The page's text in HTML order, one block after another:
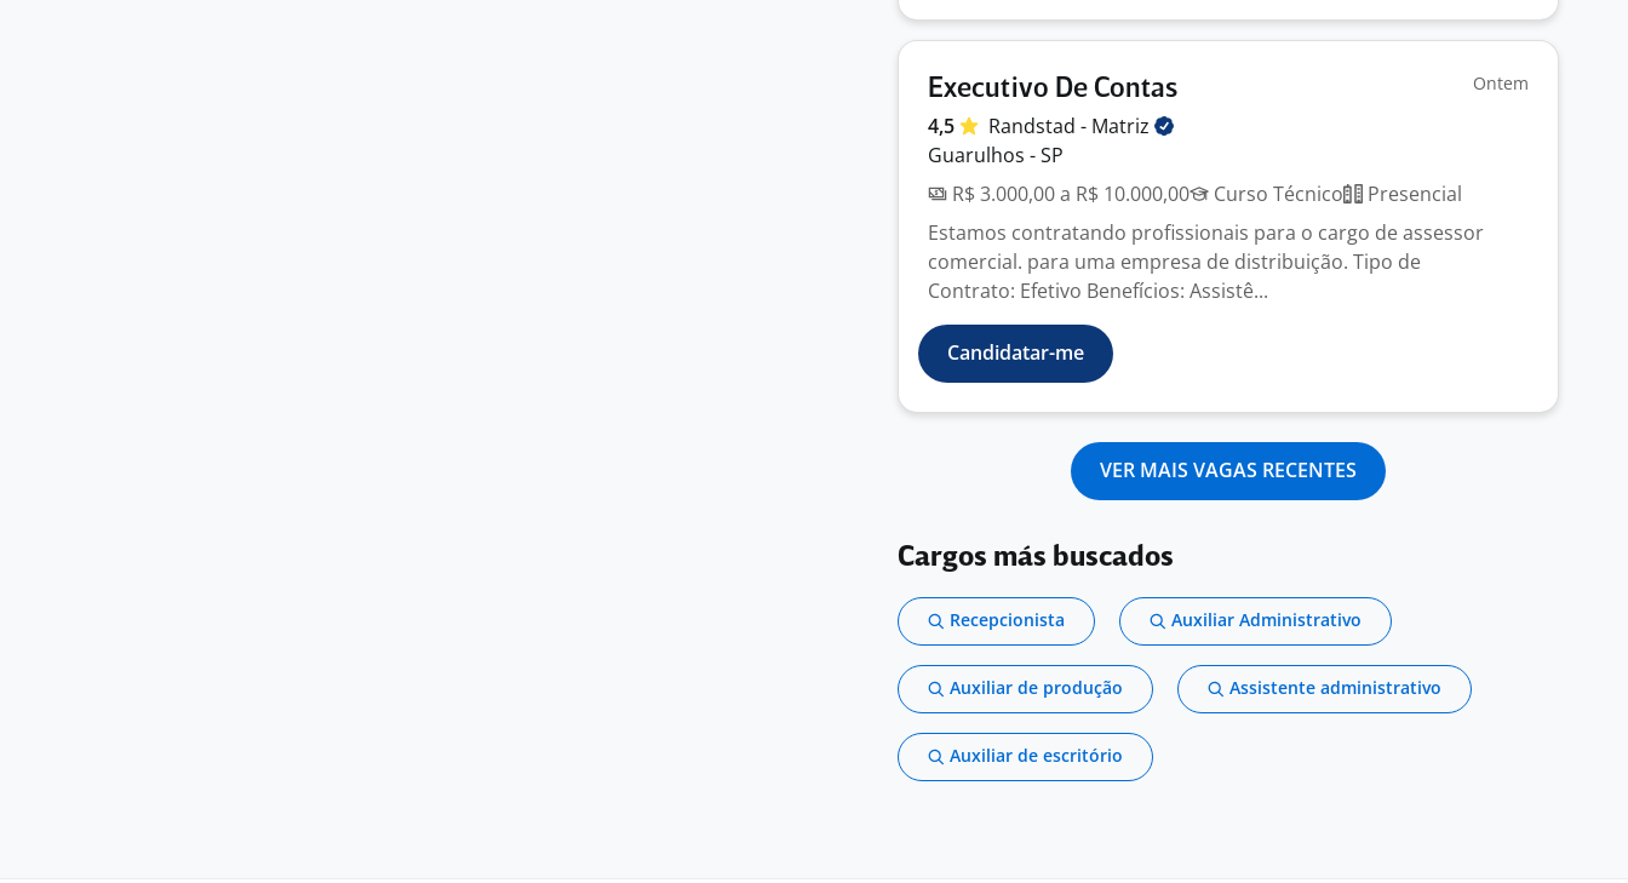
Executivo De Contas Ontem
4,5 Randstad - Matriz
Guarulhos - SP
R$ 3.000,00 a R$ 10.000,00
Curso Técnico
Presencial
Estamos contratando profissionais para o cargo de assessor
comercial. para uma empresa de distribuição. Tipo de
Contrato: Efetivo Benefícios: Assistê...
Candidatar-me
VER MAIS VAGAS RECENTES
Cargos más buscados
Recepcionista Auxiliar Administrativo
Auxiliar de produção Assistente administrativo
Auxiliar de escritório